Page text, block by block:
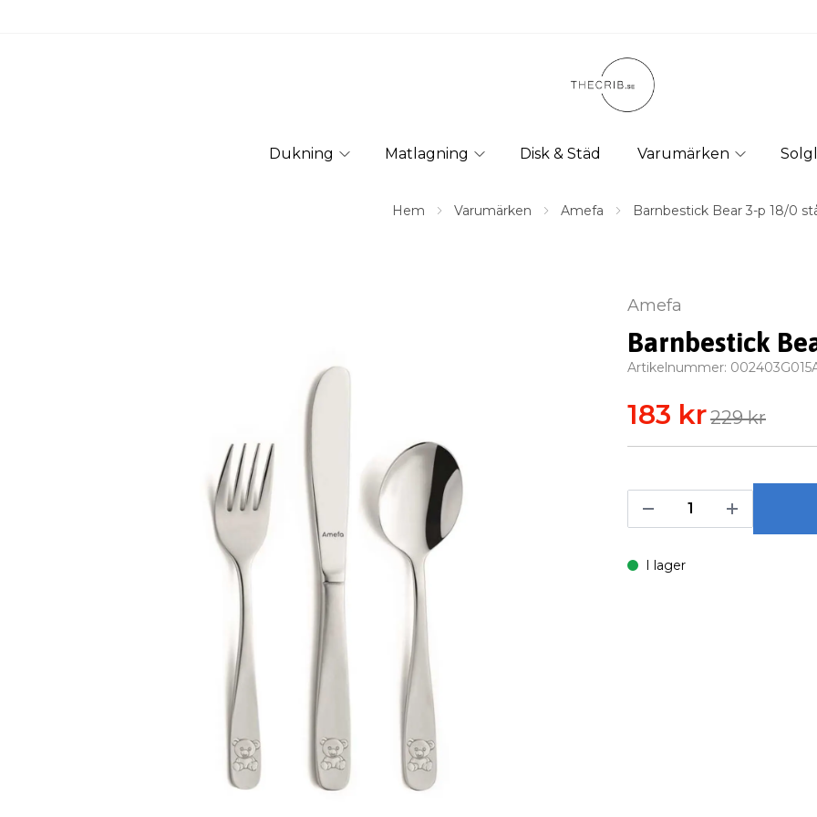
Dukning Matlagning Disk & Städ Varumärken
Hem Varumärken Amefa Barnbestick Bear 3-p 18/0
Amefa
Barnbestick
Artikelnummer:
183 kr229 kr
I lager